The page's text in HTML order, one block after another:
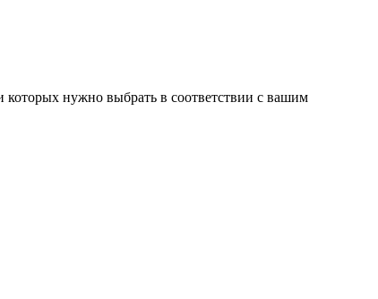
которых нужно выбрать в соответствии с вашим